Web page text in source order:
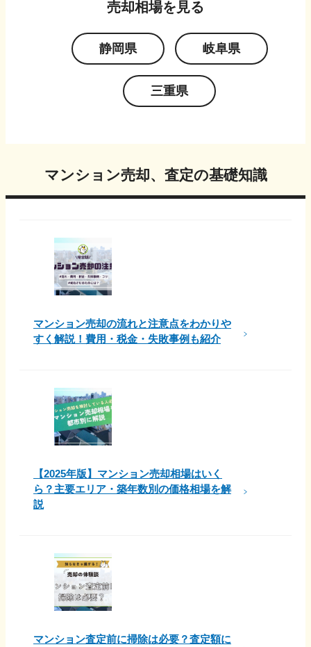
売却相場を見る
静岡県 岐阜県
三重県
マンション売却、査定の基礎知識
マンション売却の流れと注意点をわかりや
すく解説！費用・税金・失敗事例も紹介
【2025年版】マンション売却相場はいく
ら？主要エリア・築年数別の価格相場を解
説
マンション査定前に掃除は必要？査定額に